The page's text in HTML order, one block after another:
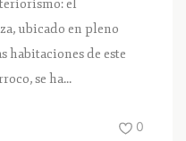
el
ubicado en pleno
habitaciones de este
se ha...
0